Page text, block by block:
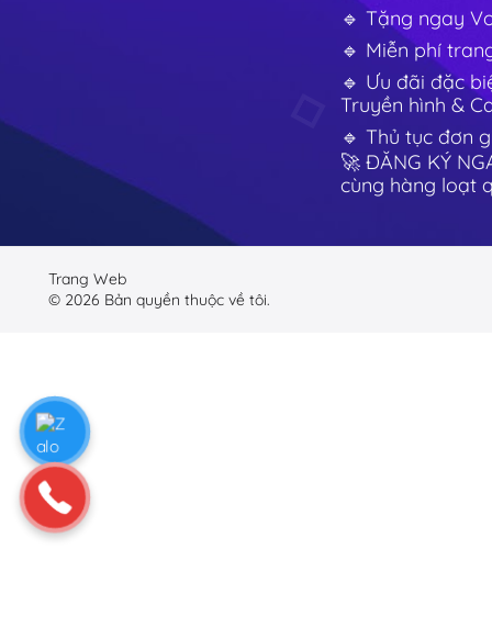
🔹 Tặng ngay
🔹 Miễn phí
🔹 Ưu đãi đặc
Truyền hình &
🔹 Thủ tục đơn
🚀 ĐĂNG KÝ
cùng hàng loạt
Trang Web
© 2026 Bản quyền thuộc về tôi.